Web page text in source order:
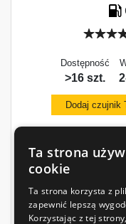
Dostępność
>16 szt.
Dodaj czujnik
Ta strona
cookie
Ta strona korzysta z
zapewnić lepszą
Korzystając z tej